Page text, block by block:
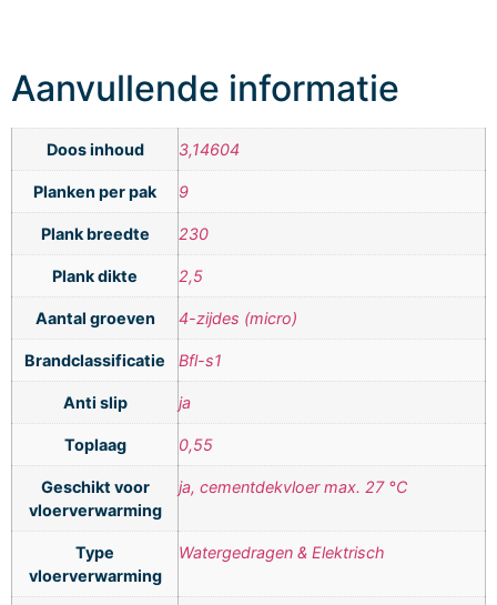
Aanvullende informatie
Doos inhoud 3,14604
Planken per pak 9
Plank breedte 230
Plank dikte 2,5
Aantal groeven 4-zijdes (micro)
Brandclassificatie Bfl-s1
Anti slip ja
Toplaag 0,55
Geschikt voor
vloerverwarming
ja, cementdekvloer max. 27 °C
Type
vloerverwarming
Watergedragen & Elektrisch